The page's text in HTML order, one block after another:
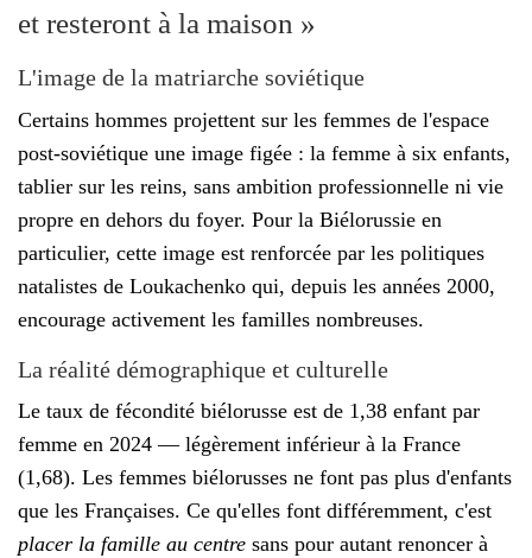
et resteront à la maison »
L'image de la matriarche soviétique
Certains hommes projettent sur les femmes de l'espace
post-soviétique une image figée : la femme à six enfants,
tablier sur les reins, sans ambition professionnelle ni vie
propre en dehors du foyer. Pour la Biélorussie en
particulier, cette image est renforcée par les politiques
natalistes de Loukachenko qui, depuis les années 2000,
encourage activement les familles nombreuses.
La réalité démographique et culturelle
Le taux de fécondité biélorusse est de 1,38 enfant par
femme en 2024 — légèrement inférieur à la France
(1,68). Les femmes biélorusses ne font pas plus d'enfants
que les Françaises. Ce qu'elles font différemment, c'est
placer la famille au centre sans pour autant renoncer à